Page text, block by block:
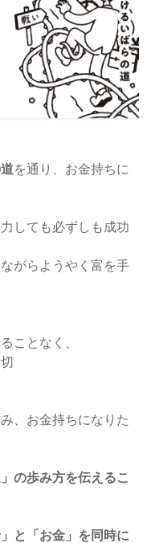
を通り、お金持ちに
しても必ずしも成功
がらようやく富を手
ことなく、
、お金持ちになりた
の歩み方を伝えるこ
」と「お金」を同時に